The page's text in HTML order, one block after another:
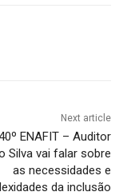
Next article
ENAFIT – Auditor
Silva vai falar sobre
as necessidades e
da inclusão